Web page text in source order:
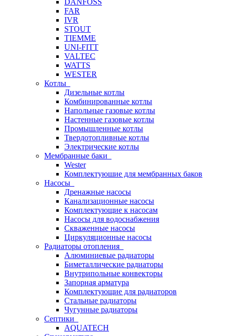
DANFOSS
FAR
IVR
STOUT
TIEMME
UNI-FITT
VALTEC
WATTS
WESTER
Котлы
Дизельные котлы
Комбинированные котлы
Напольные газовые котлы
Настенные газовые котлы
Промышленные котлы
Твердотопливные котлы
Электрические котлы
Мембранные баки
Wester
Комплектуюшие для мембранных баков
Насосы
Дренажные насосы
Канализационные насосы
Комплектующие к насосам
Насосы для водоснабжения
Скваженные насосы
Циркуляционные насосы
Радиаторы отопления
Алюминиевые радиаторы
Биметаллические радиаторы
Внутрипольные конвекторы
Запорная арматура
Комплектующие для радиаторов
Стальные радиаторы
Чугунные радиаторы
Септики
AQUATECH